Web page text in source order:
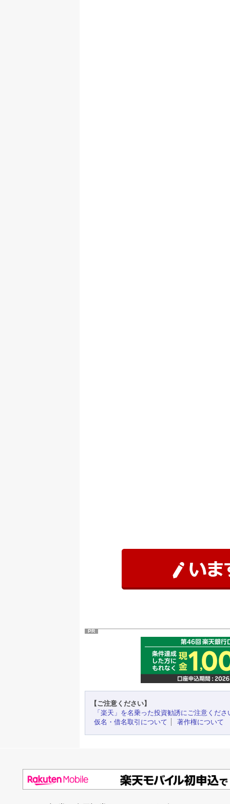
PR
【ご注意ください】
「楽天」を名乗った投資勧誘にご注意くださ
仮名・借名取引について
著作権について